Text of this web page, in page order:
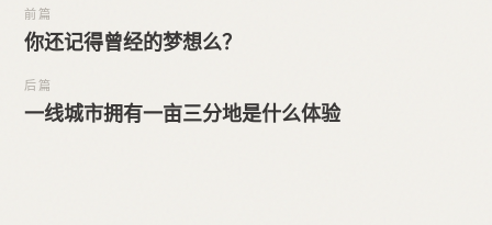
前篇
你还记得曾经的梦想么？
后篇
一线城市拥有一亩三分地是什么体验